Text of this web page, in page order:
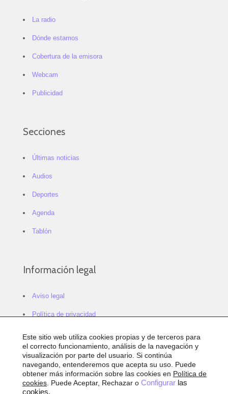
La radio
Dónde estamos
Cobertura de la emisora
Webcam
Publicidad
Secciones
Últimas noticias
Audios
Deportes
Agenda
Tablón
Información legal
Aviso legal
Política de privacidad
Política de cookies
Configurar cookies
Sitemap
Accesibilidad
Este sitio web utiliza cookies propias y de terceros para
el correcto funcionamiento, análisis de la navegación y
visualización por parte del usuario. Si continúa
navegando, entenderemos que acepta su uso. Puede
obtener más información sobre las cookies en Política de
cookies . Puede Aceptar, Rechazar o Configurar las
cookies.